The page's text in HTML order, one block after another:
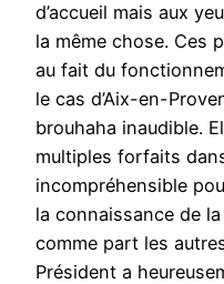
d’accueil mais aux
la même chose. Ces
au fait du
le cas d’Aix-en-
brouhaha inaudible.
multiples forfaits
incompréhensible
la connaissance de
comme part les
Président a